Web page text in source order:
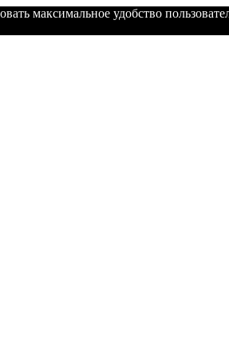
максимальное удобство